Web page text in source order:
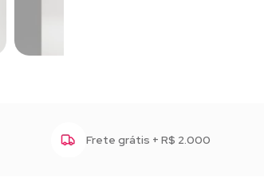
Frete grátis + R$ 2.000